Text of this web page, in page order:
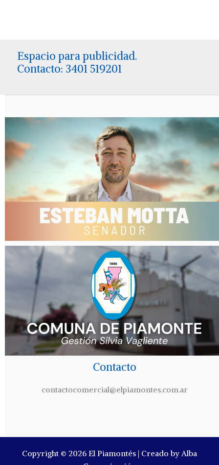
Espacio para publicidad.
Contacto: 3401 519201
Contacto
contactocomercial@elpiamontes.com.ar
Copyright © 2026 El Piamontés | Creado by Alba